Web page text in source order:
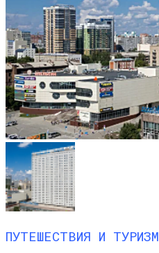
ПУТЕШЕСТВИЯ И ТУРИЗМ